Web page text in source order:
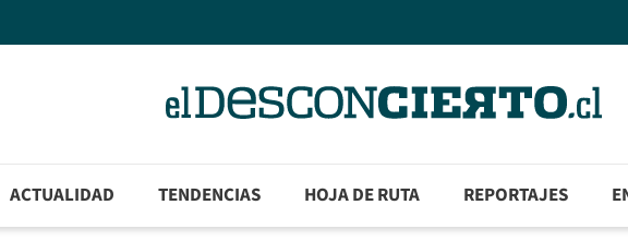
ACTUALIDAD TENDENCIAS HOJA DE RUTA REPORTAJES